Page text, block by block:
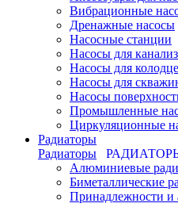
Вибрационные
Дренажные насосы
Насосные станции
Насосы для
Насосы для
Насосы для
Насосы
Промышленные
Циркуляционные
Радиаторы
Радиаторы
Алюминиевые
Биметаллические
Принадлежности и